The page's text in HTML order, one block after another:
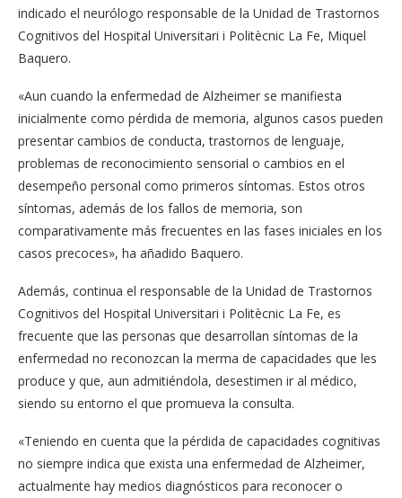
indicado el neurólogo responsable de la Unidad de Trastornos
Cognitivos del Hospital Universitari i Politècnic La Fe, Miquel
Baquero.
«Aun cuando la enfermedad de Alzheimer se manifiesta
inicialmente como pérdida de memoria, algunos casos pueden
presentar cambios de conducta, trastornos de lenguaje,
problemas de reconocimiento sensorial o cambios en el
desempeño personal como primeros síntomas. Estos otros
síntomas, además de los fallos de memoria, son
comparativamente más frecuentes en las fases iniciales en los
casos precoces», ha añadido Baquero.
Además, continua el responsable de la Unidad de Trastornos
Cognitivos del Hospital Universitari i Politècnic La Fe, es
frecuente que las personas que desarrollan síntomas de la
enfermedad no reconozcan la merma de capacidades que les
produce y que, aun admitiéndola, desestimen ir al médico,
siendo su entorno el que promueva la consulta.
«Teniendo en cuenta que la pérdida de capacidades cognitivas
no siempre indica que exista una enfermedad de Alzheimer,
actualmente hay medios diagnósticos para reconocer o